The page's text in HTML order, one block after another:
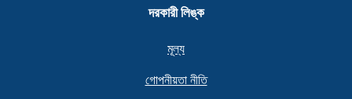
দরকারী লিঙ্ক
মূল্য
গোপনীয়তা নীতি